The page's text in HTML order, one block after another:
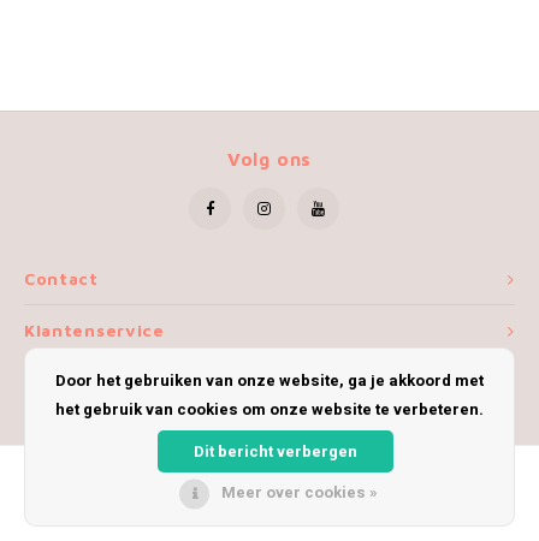
Contact
Volg ons
Klantenservice
Mijn account
Door het gebruiken van onze website, ga je akkoord met
het gebruik van cookies om onze website te verbeteren.
Dit bericht verbergen
Meer over cookies »